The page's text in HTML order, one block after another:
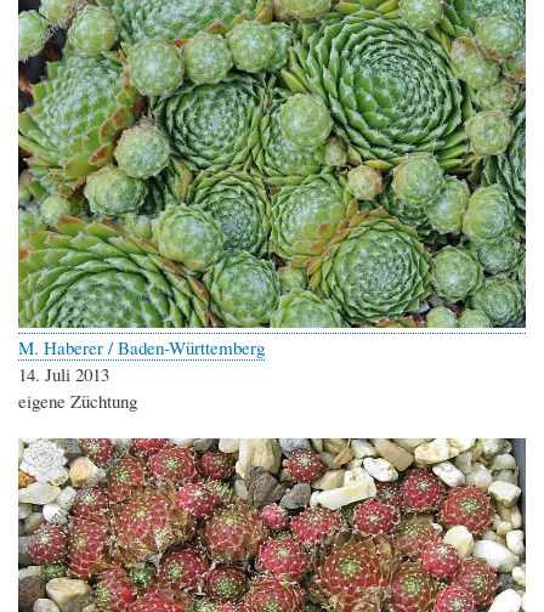
M. Haberer / Baden-Württemberg
14. Juli 2013
eigene Züchtung